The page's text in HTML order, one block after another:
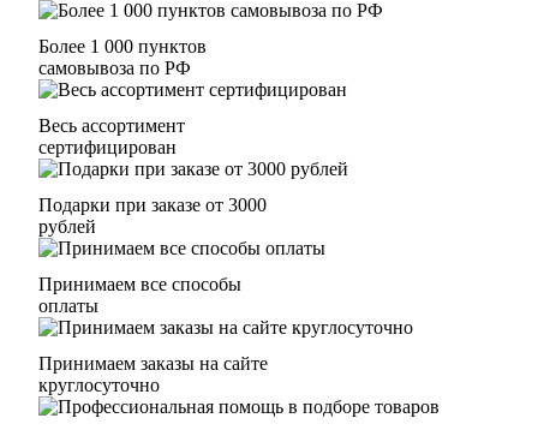
Более 1 000 пунктов
самовывоза по РФ
Весь ассортимент
сертифицирован
Подарки при заказе от 3000
рублей
Принимаем все способы
оплаты
Принимаем заказы на сайте
круглосуточно